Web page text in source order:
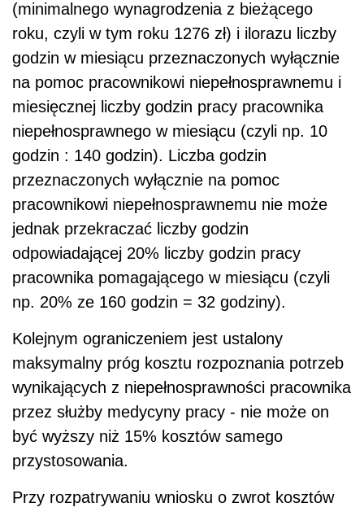
(minimalnego wynagrodzenia z bieżącego
roku, czyli w tym roku 1276 zł) i ilorazu liczby
godzin w miesiącu przeznaczonych wyłącznie
na pomoc pracownikowi niepełnosprawnemu i
miesięcznej liczby godzin pracy pracownika
niepełnosprawnego w miesiącu (czyli np. 10
godzin : 140 godzin). Liczba godzin
przeznaczonych wyłącznie na pomoc
pracownikowi niepełnosprawnemu nie może
jednak przekraczać liczby godzin
odpowiadającej 20% liczby godzin pracy
pracownika pomagającego w miesiącu (czyli
np. 20% ze 160 godzin = 32 godziny).
Kolejnym ograniczeniem jest ustalony
maksymalny próg kosztu rozpoznania potrzeb
wynikających z niepełnosprawności pracownika
przez służby medycyny pracy - nie może on
być wyższy niż 15% kosztów samego
przystosowania.
Przy rozpatrywaniu wniosku o zwrot kosztów